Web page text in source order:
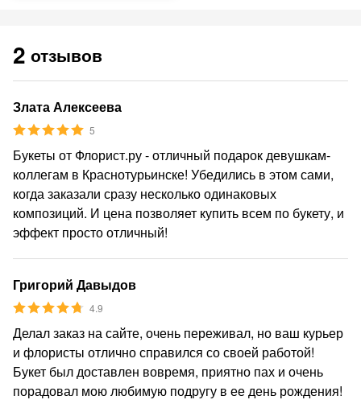
2 отзывов
Злата Алексеева
5
Букеты от Флорист.ру - отличный подарок девушкам-
коллегам в Краснотурьинске! Убедились в этом сами,
когда заказали сразу несколько одинаковых
композиций. И цена позволяет купить всем по букету, и
эффект просто отличный!
Григорий Давыдов
4.9
Делал заказ на сайте, очень переживал, но ваш курьер
и флористы отлично справился со своей работой!
Букет был доставлен вовремя, приятно пах и очень
порадовал мою любимую подругу в ее день рождения!